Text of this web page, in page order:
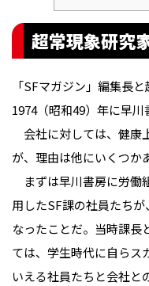
超常現象研究
「SFマガジン」編集長
1974（昭和49）年に早川
会社に対しては、健康
が、理由は他にいくつか
まずは早川書房に労働
用したSF課の社員たち
なったことだ。当時課長
ては、学生時代に自らス
いえる社員たちと会社と